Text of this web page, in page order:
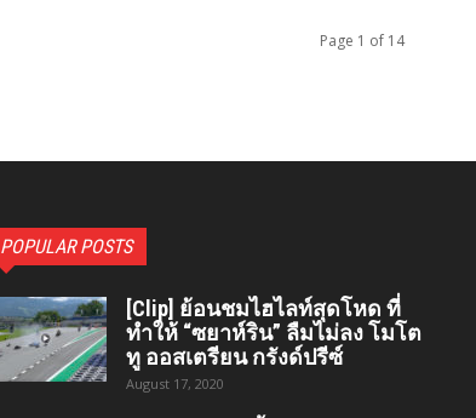
Page 1 of 14
POPULAR POSTS
[Clip] ย้อนชมไฮไลท์สุดโหด ที่
ทำให้ “ซยาห์ริน” ลืมไม่ลง โมโต
ทู ออสเตรียน กรังด์ปรีซ์
August 17, 2020